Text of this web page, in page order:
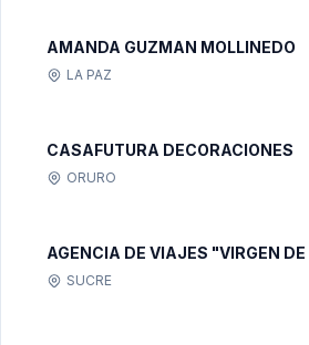
AMANDA GUZMAN MOLLINEDO
LA PAZ
CASAFUTURA DECORACIONES
ORURO
AGENCIA DE VIAJES "VIRGEN
SUCRE